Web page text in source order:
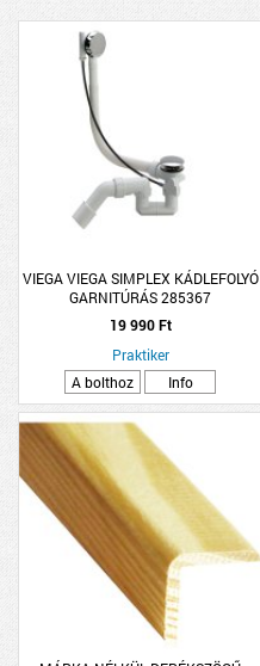
VIEGA VIEGA SIMPLEX KÁDLEFOLYÓ
GARNITÚRÁS 285367
19 990 Ft
Praktiker
A bolthoz
Info